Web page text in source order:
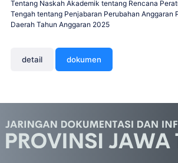
Tentang Naskah Akademik tentang Rencana
Tengah tentang Penjabaran Perubahan Anggaran
Daerah Tahun Anggaran 2025
detail dokumen